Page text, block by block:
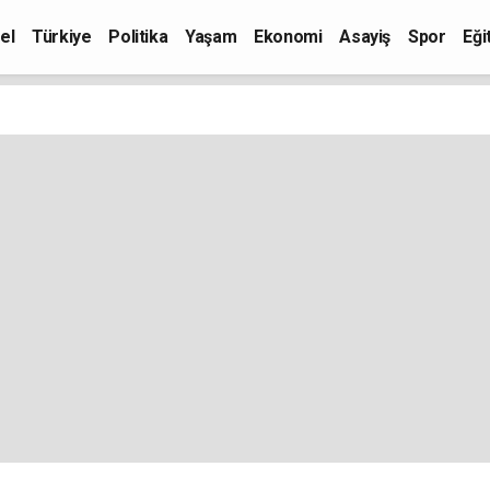
Türkiye Politika Yaşam Ekonomi Asayiş Spor